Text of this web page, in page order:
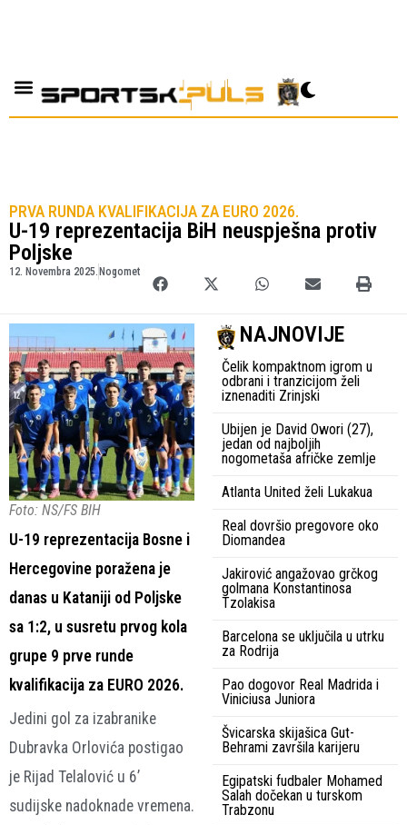
PRVA RUNDA KVALIFIKACIJA ZA EURO 2026.
U-19 reprezentacija BiH neuspješna protiv
Poljske
12. Novembra 2025. Nogomet
Foto: NS/FS BIH
U-19 reprezentacija Bosne i
Hercegovine poražena je
danas u Kataniji od Poljske
sa 1:2, u susretu prvog kola
grupe 9 prve runde
kvalifikacija za EURO 2026.
Jedini gol za izabranike
Dubravka Orlovića postigao
je Rijad Telalović u 6’
sudijske nadoknade vremena.
NAJNOVIJE
Čelik kompaktnom igrom u
odbrani i tranzicijom želi
iznenaditi Zrinjski
Ubijen je David Owori (27),
jedan od najboljih
nogometaša afričke zemlje
Atlanta United želi Lukakua
Real dovršio pregovore oko
Diomandea
Jakirović angažovao grčkog
golmana Konstantinosa
Tzolakisa
Barcelona se uključila u utrku
za Rodrija
Pao dogovor Real Madrida i
Viniciusa Juniora
Švicarska skijašica Gut-
Behrami završila karijeru
Egipatski fudbaler Mohamed
Salah dočekan u turskom
Trabzonu